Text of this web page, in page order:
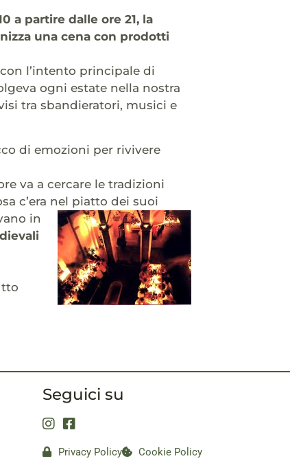
a partire dalle ore 21, la
una cena con prodotti
con l’intento principale di
ogni estate nella nostra
tra sbandieratori, musici e
di emozioni per rivivere
va a cercare le tradizioni
c’era nel piatto dei suoi
in
Seguici su
Privacy Policy Cookie Policy